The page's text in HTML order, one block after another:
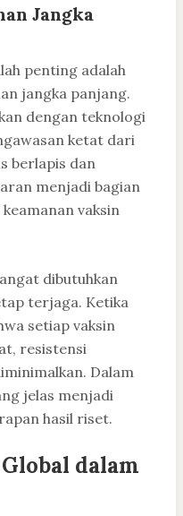
Jangka
penting adalah
jangka panjang.
dengan teknologi
ketat dari
berlapis dan
menjadi bagian
vaksin
dibutuhkan
terjaga. Ketika
setiap vaksin
resistensi
Dalam
jelas menjadi
hasil riset.
dalam